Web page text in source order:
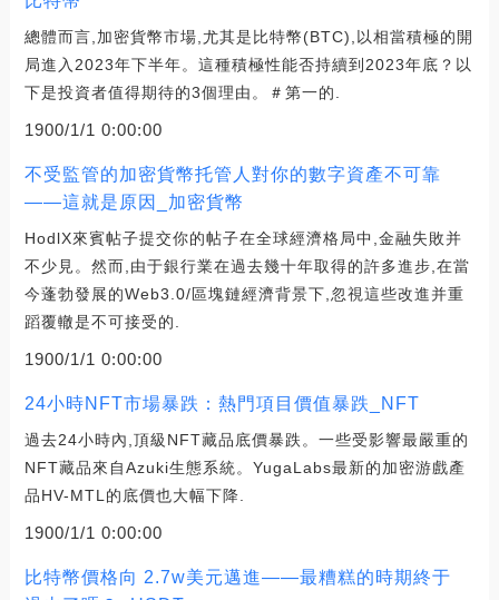
總體而言,加密貨幣市場,尤其是比特幣(BTC),以相當積極的開
局進入2023年下半年。這種積極性能否持續到2023年底？以
下是投資者值得期待的3個理由。＃第一的.
1900/1/1 0:00:00
不受監管的加密貨幣托管人對你的數字資產不可靠
——這就是原因_加密貨幣
HodlX來賓帖子提交你的帖子在全球經濟格局中,金融失敗并
不少見。然而,由于銀行業在過去幾十年取得的許多進步,在當
今蓬勃發展的Web3.0/區塊鏈經濟背景下,忽視這些改進并重
蹈覆轍是不可接受的.
1900/1/1 0:00:00
24小時NFT市場暴跌：熱門項目價值暴跌_NFT
過去24小時內,頂級NFT藏品底價暴跌。一些受影響最嚴重的
NFT藏品來自Azuki生態系統。YugaLabs最新的加密游戲產
品HV-MTL的底價也大幅下降.
1900/1/1 0:00:00
比特幣價格向 2.7w美元邁進——最糟糕的時期終于